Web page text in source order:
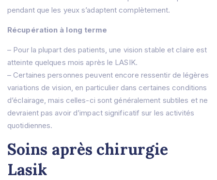
pendant que les yeux s’adaptent complètement.
Récupération à long terme
– Pour la plupart des patients, une vision stable et claire est
atteinte quelques mois après le LASIK.
– Certaines personnes peuvent encore ressentir de légères
variations de vision, en particulier dans certaines conditions
d’éclairage, mais celles-ci sont généralement subtiles et ne
devraient pas avoir d’impact significatif sur les activités
quotidiennes.
Soins après chirurgie
Lasik